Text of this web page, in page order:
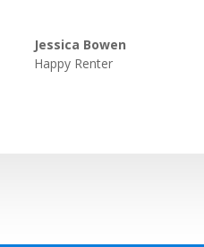
Jessica Bowen
Happy Renter